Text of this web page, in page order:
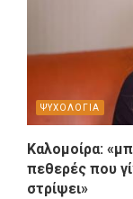
ΨΥΧΟΛΟΓΙΑ
Καλομοίρα:
πεθερές που
στρίψει»